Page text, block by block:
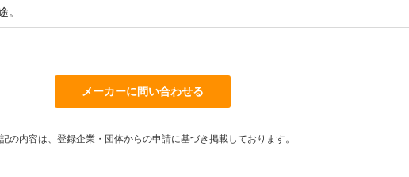
。
メーカーに問い合わせる
の内容は、登録企業・団体からの申請に基づき掲載しております。